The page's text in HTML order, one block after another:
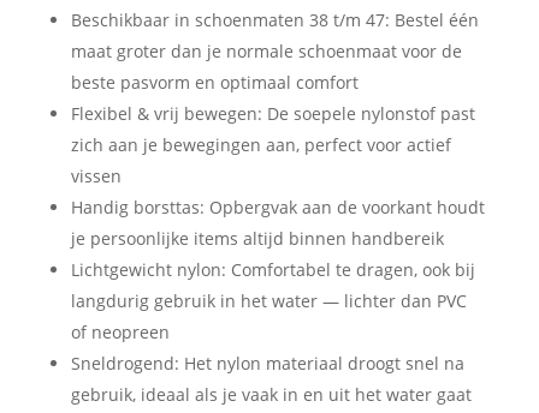
Beschikbaar in schoenmaten 38 t/m 47: Bestel één
maat groter dan je normale schoenmaat voor de
beste pasvorm en optimaal comfort
Flexibel & vrij bewegen: De soepele nylonstof past
zich aan je bewegingen aan, perfect voor actief
vissen
Handig borsttas: Opbergvak aan de voorkant houdt
je persoonlijke items altijd binnen handbereik
Lichtgewicht nylon: Comfortabel te dragen, ook bij
langdurig gebruik in het water — lichter dan PVC
of neopreen
Sneldrogend: Het nylon materiaal droogt snel na
gebruik, ideaal als je vaak in en uit het water gaat